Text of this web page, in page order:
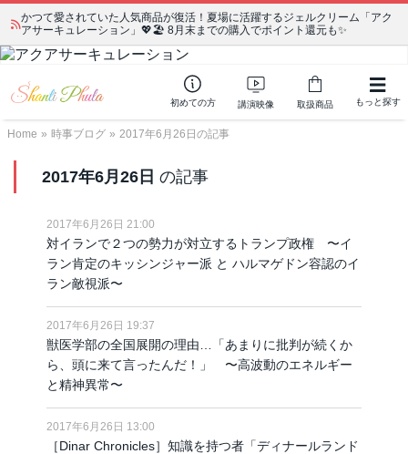
かつて愛されていた人気商品が復活！夏場に活躍するジェルクリーム「アク
アサーキュレーション」💖🏖️ 8月末までの購入でポイント還元も✨
初めての方 講演映像 取扱商品 もっと探す
Home » 時事ブログ » 2017年6月26日の記事
2017年6月26日 の記事
2017年6月26日 21:00
対イランで２つの勢力が対立するトランプ政権 〜イ
ラン肯定のキッシンジャー派 と ハルマゲドン容認のイ
ラン敵視派〜
2017年6月26日 19:37
獣医学部の全国展開の理由…「あまりに批判が続くか
ら、頭に来て言ったんだ！」 〜高波動のエネルギー
と精神異常〜
2017年6月26日 13:00
［Dinar Chronicles］知識を持つ者「ディナールランド